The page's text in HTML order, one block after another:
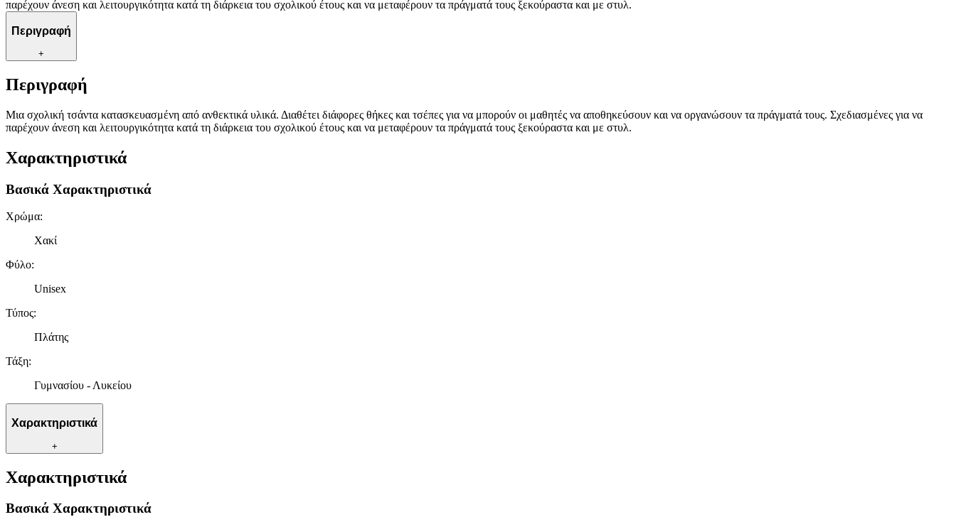
παρέχουν άνεση και λειτουργικότητα κατά τη διάρκεια του σχολικού έτους και να μεταφέρουν τα πράγματά τους ξεκούραστα και με στυλ.
Περιγραφή
+
Περιγραφή
Μια σχολική τσάντα κατασκευασμένη από ανθεκτικά υλικά. Διαθέτει διάφορες θήκες και τσέπες για να μπορούν οι μαθητές να αποθηκεύσουν και να οργανώσουν τα πράγματά τους. Σχεδιασμένες για να
παρέχουν άνεση και λειτουργικότητα κατά τη διάρκεια του σχολικού έτους και να μεταφέρουν τα πράγματά τους ξεκούραστα και με στυλ.
Χαρακτηριστικά
Βασικά Χαρακτηριστικά
Χρώμα:
Χακί
Φύλο:
Unisex
Τύπος:
Πλάτης
Τάξη:
Γυμνασίου - Λυκείου
Χαρακτηριστικά
+
Χαρακτηριστικά
Βασικά Χαρακτηριστικά